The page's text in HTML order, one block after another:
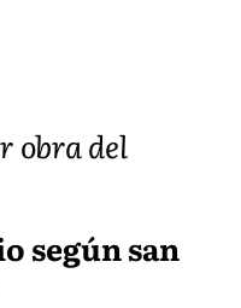
obra del
según san